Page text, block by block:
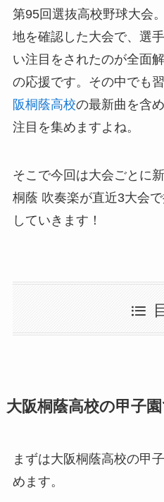
第95回選抜高校野球大会
地を確認した大会で、選
い注目をされたのが全面
の応援です。その中でも
阪桐蔭高校の最新曲を含
注目を集めますよね。
そこで今回は大会ごとに
桐蔭 吹奏楽が直近3大会
していきます！
大阪桐蔭高校の甲子
まずは大阪桐蔭高校の甲
めます。